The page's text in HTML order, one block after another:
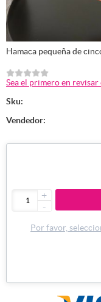
Hamaca pequeña de
Sea el primero en
Sku:
Vendedor:
+
-
Por favor,